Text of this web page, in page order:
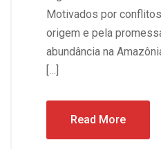
Motivados por
origem e pela
abundância na
[…]
Read More